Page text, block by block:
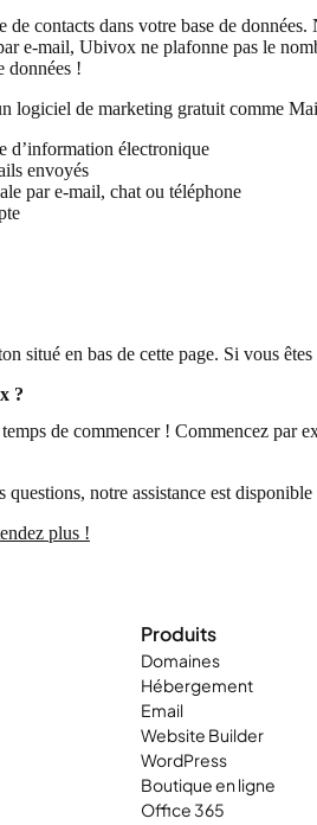
contacts dans votre base de
e-mail, Ubivox ne plafonne pas le
données !
logiciel de marketing gratuit comme
d’information électronique
envoyés
par e-mail, chat ou téléphone
situé en bas de cette page. Si vous
?
de commencer ! Commencez par
questions, notre assistance est
plus !
Produits
Domaines
Hébergement
Email
Website Builder
WordPress
Boutique en ligne
Office 365